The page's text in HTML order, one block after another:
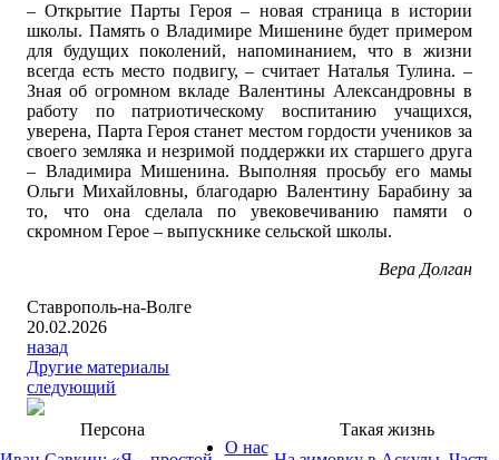
– Открытие Парты Героя – новая страница в истории
школы. Память о Владимире Мишенине будет примером
для будущих поколений, напоминанием, что в жизни
всегда есть место подвигу, – считает Наталья Тулина. –
Зная об огромном вкладе Валентины Александровны в
работу по патриотическому воспитанию учащихся,
уверена, Парта Героя станет местом гордости учеников за
своего земляка и незримой поддержки их старшего друга
– Владимира Мишенина. Выполняя просьбу его мамы
Ольги Михайловны, благодарю Валентину Барабину за
то, что она сделала по увековечиванию памяти о
скромном Герое – выпускнике сельской школы.
Вера Долган
Ставрополь-на-Волге
20.02.2026
назад
Другие материалы
следующий
Персона
Такая жизнь
О нас